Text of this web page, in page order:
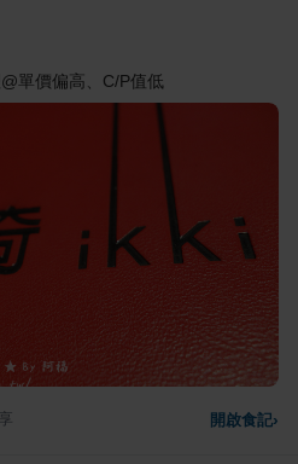
單價偏高、C/P值低
開啟食記›